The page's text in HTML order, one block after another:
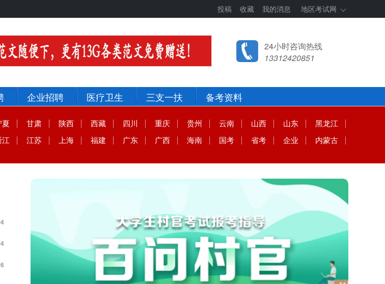
投稿 收藏 我的消息 地区考试网
24小时咨询热线
13312420851
企业招聘 医疗卫生 三支一扶 备考资料
甘肃 陕西 西藏 四川 重庆 贵州 云南 山西 山东
黑龙江
江苏 上海 福建 广东 广西 海南 国考 省考 企业 内蒙古